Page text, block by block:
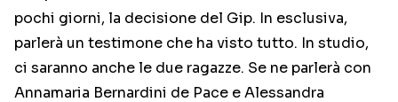
pochi giorni, la decisione del Gip. In esclusiva,
parlerà un testimone che ha visto tutto. In studio,
ci saranno anche le due ragazze. Se ne parlerà con
Annamaria Bernardini de Pace e Alessandra